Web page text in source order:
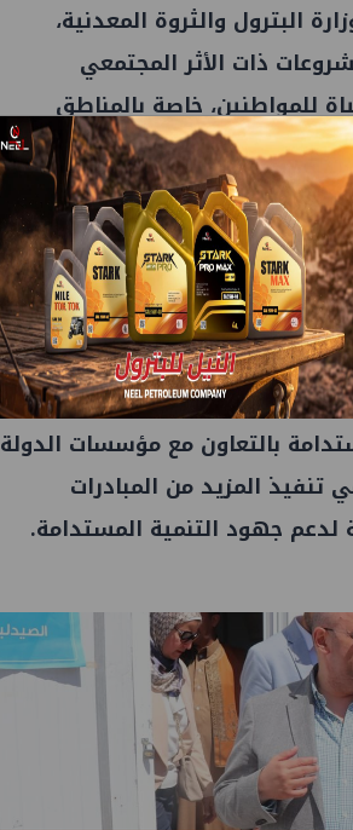
البترول والثروة المعدنية،
ذات الأثر المجتمعي
للمواطنين، خاصة بالمناطق
البترول بدوره التنموي إلى جانب
الشركة في مجال المسؤولية
مستدام في المجتمعات
نوعية تستهدف تحسين
بالرعاية، كما تجسد التزام
دعم المجتمعات في مناطق
بالتعاون مع مؤسسات الدولة
تنفيذ المزيد من المبادرات
لدعم جهود التنمية المستدامة.
أحمد سليمان مقررًا للجنة التنمية
المستدامة بنقابة المهندسين